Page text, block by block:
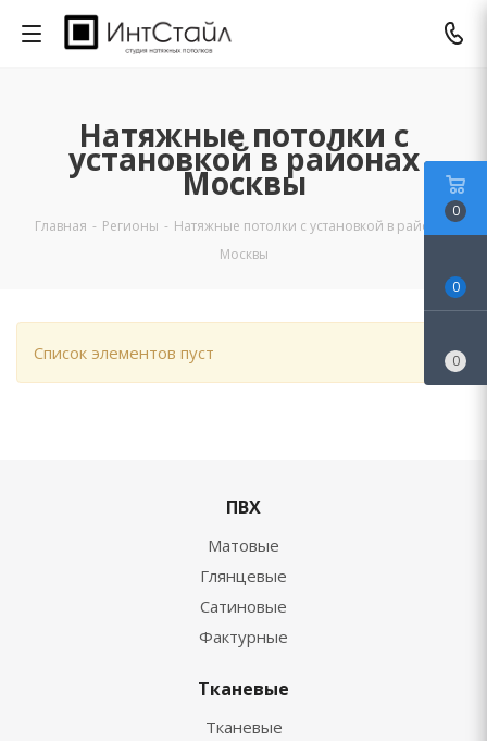
Натяжные потолки с
установкой в районах
Москвы
Главная - Регионы - Натяжные потолки с установкой в районах
Москвы
Список элементов пуст
ПВХ
Матовые
Глянцевые
Сатиновые
Фактурные
Тканевые
Тканевые
0
0
0